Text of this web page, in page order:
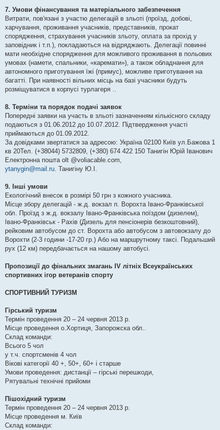
7. Умови фінансування та матеріального забезпечення
Витрати, пов'язані з участю делегацій в зльоті (проїзд, добові,
харчування, проживання учасників, представників, прокат
спорядження, страхування учасників зльоту, оплата за прохід у
заповідник і т.п.), покладаються на відряджають. Делегації повинні
мати необхідне спорядження для можливого проживання в польових
умовах (намети, спальники, «каремати»), а також обладнання для
автономного приготування їжі (примус), можливе приготування на
багатті. При наявності вільних місць на базі учасники будуть
розміщуватися в корпусі турлагеря ..
8. Терміни та порядок подачі заявок
Попередні заявки на участь в зльоті зазначенням кількісного складу
подаються з 01.06.2012 до 10.07.2012. Підтвердження участі
приймаються до 01.09.2012.
За довідками звертатися за адресою: Україна 02100 Київ ул.Бажова 1
кв 20Тел. (+38044) 5732809, (+380) 674 422 150 Танигін Юрій Іванович
Електронна пошта olt @voliacable.com,
ytanygin@mail.ru. Танигіну Ю.І.
9. Інші умови
Екологічний внесок в розмірі 50 грн з кожного учасника.
Місце збору делегацій - ж.д. вокзал п. Ворохта Івано-Франківської
обл. Проїзд з ж.д. вокзалу Івано-Франківська поїздом (дизелем),
Івано-Франківськ - Рахів (Дизель для пенсіонерів безкоштовний),
рейковим автобусом до ст. Ворохта або автобусом з автовокзалу до
Ворохти (2-3 години -17-20 гр.) Або на маршрутному таксі. Подальший
рух (12 км) передбачається на нашому автобусі.
Пропозиції до фінальних змагань ІV літніх Всеукраїнських
спортивних ігор ветеранів спорту
СПОРТИВНИЙ ТУРИЗМ
Гірський туризм
Термін проведення 20 – 24 червня 2013 р.
Місце проведення о.Хортиця, Запорожска обл..
Склад команди:
Всього 5 чол
у т.ч. спортсменів 4 чол
Вікові категорії 40 +, 50+, 60+ і старше
Умови проведення: дистанції – гірські перешкоди,
Рятувальні технічні прийоми
Пішохідний туризм
Термін проведення 20 – 24 червня 2013 р.
Місце проведення м. Київ
Склад команди: